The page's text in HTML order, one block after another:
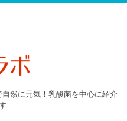
然に元気！乳酸菌を中心に紹介